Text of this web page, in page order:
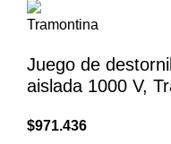
Juego de
aislada 1000 V,
$971.436